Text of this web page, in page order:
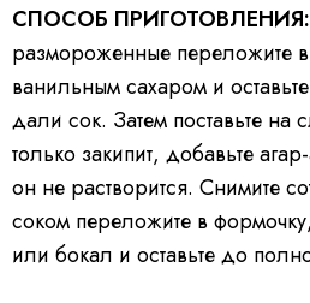
СПОСОБ ПРИГОТОВЛЕНИЯ:
размороженные переложите в
ванильным сахаром и
дали сок. Затем поставьте на
только закипит, добавьте
он не растворится. Снимите
соком переложите в
или бокал и оставьте до